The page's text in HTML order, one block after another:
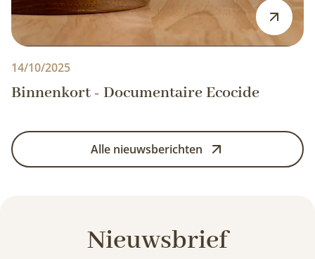
14/10/2025
Binnenkort - Documentaire Ecocide
Alle nieuwsberichten
Nieuwsbrief